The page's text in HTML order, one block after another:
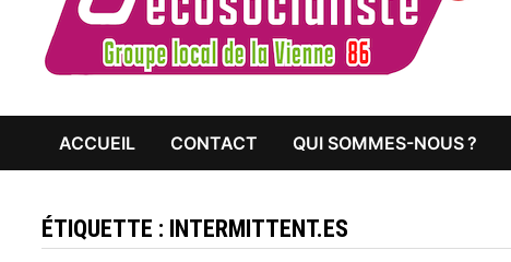
ACCUEIL CONTACT QUI SOMMES-NOUS ?
ÉTIQUETTE : INTERMITTENT.ES